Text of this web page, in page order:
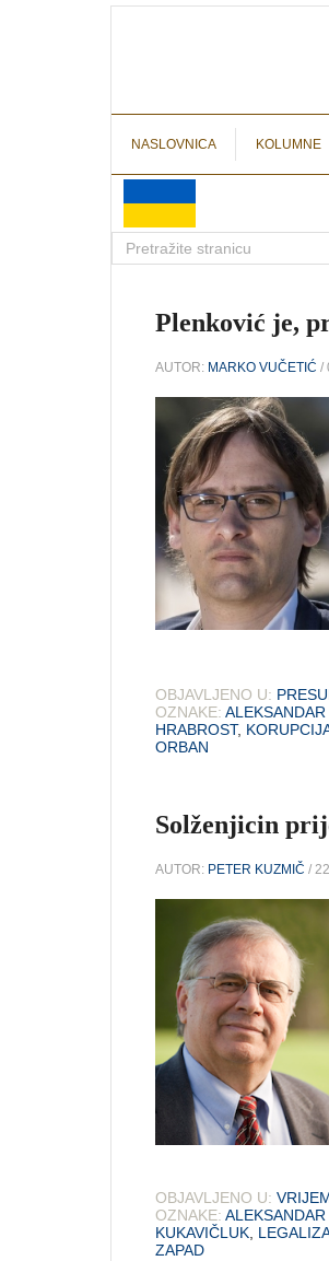
NASLOVNICA KOLUMNE
Plenković je,
AUTOR: MARKO VUČETIĆ /
OBJAVLJENO U:
OZNAKE:
HRABROST,
ORBAN
Solženjicin
AUTOR: PETER KUZMIČ /
OBJAVLJENO U:
OZNAKE:
KUKAVIČLUK,
ZAPAD